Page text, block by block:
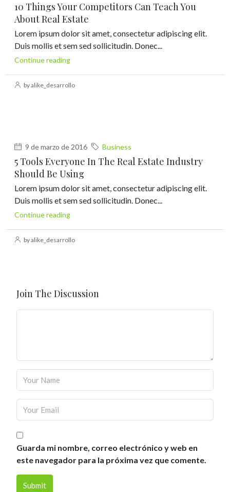
10 Things Your Competitors Can Teach You
About Real Estate
Lorem ipsum dolor sit amet, consectetur adipiscing elit.
Duis mollis et sem sed sollicitudin. Donec...
Continue reading
by alike_desarrollo
9 de marzo de 2016 Business
5 Tools Everyone In The Real Estate Industry
Should Be Using
Lorem ipsum dolor sit amet, consectetur adipiscing elit.
Duis mollis et sem sed sollicitudin. Donec...
Continue reading
by alike_desarrollo
Join The Discussion
Guarda mi nombre, correo electrónico y web en
este navegador para la próxima vez que comente.
Submit